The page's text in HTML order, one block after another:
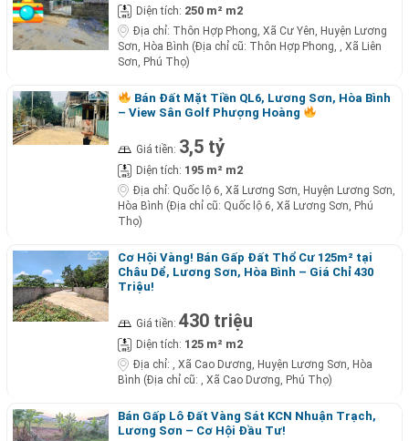
Diện tích: 250 m² m2
Địa chỉ: Thôn Hợp Phong, Xã Cư Yên, Huyện Lương
Sơn, Hòa Bình (Địa chỉ cũ: Thôn Hợp Phong, , Xã Liên
Sơn, Phú Thọ)
Bán Đất Mặt Tiền QL6, Lương Sơn, Hòa Bình
– View Sân Golf Phượng Hoàng
Giá tiền: 3,5 tỷ
Diện tích: 195 m² m2
Địa chỉ: Quốc lộ 6, Xã Lương Sơn, Huyện Lương Sơn,
Hòa Bình (Địa chỉ cũ: Quốc lộ 6, Xã Lương Sơn, Phú
Thọ)
Cơ Hội Vàng! Bán Gấp Đất Thổ Cư 125m² tại
Châu Dể, Lương Sơn, Hòa Bình – Giá Chỉ 430
Triệu!
Giá tiền: 430 triệu
Diện tích: 125 m² m2
Địa chỉ:
, Xã Cao Dương, Huyện Lương Sơn, Hòa
Bình (Địa chỉ cũ: , Xã Cao Dương, Phú Thọ)
Bán Gấp Lô Đất Vàng Sát KCN Nhuận Trạch,
Lương Sơn – Cơ Hội Đầu Tư!